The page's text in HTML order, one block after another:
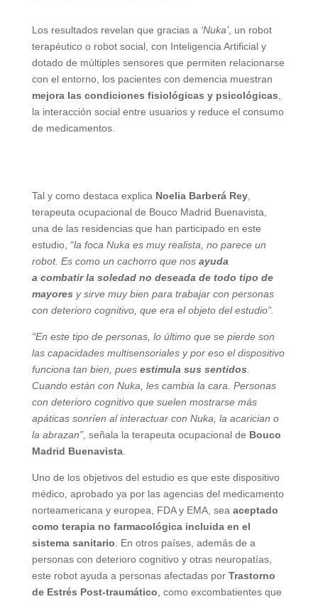
Los resultados revelan que gracias a ‘Nuka’, un robot
terapéutico o robot social, con Inteligencia Artificial y
dotado de múltiples sensores que permiten relacionarse
con el entorno, los pacientes con demencia muestran
mejora las condiciones fisiológicas y psicológicas
la interacción social entre usuarios y reduce el consumo
de medicamentos.
Tal y como destaca explica Noelia Barberá Rey,
terapeuta ocupacional de Bouco Madrid Buenavista,
una de las residencias que han participado en este
estudio, “la foca Nuka es muy realista, no parece un
robot. Es como un cachorro que nos ayuda
a combatir la soledad no deseada de todo tipo de
mayores y sirve muy bien para trabajar con personas
con deterioro cognitivo, que era el objeto del estudio”.
“En este tipo de personas, lo último que se pierde son
las capacidades multisensoriales y por eso el dispositivo
funciona tan bien, pues estimula sus sentidos
Cuando están con Nuka, les cambia la cara. Personas
con deterioro cognitivo que suelen mostrarse más
apáticas sonríen al interactuar con Nuka, la acarician o
la abrazan”, señala la terapeuta ocupacional de Bouco
Madrid Buenavista.
Uno de los objetivos del estudio es que este dispositivo
médico, aprobado ya por las agencias del medicamento
norteamericana y europea, FDA y EMA, sea aceptado
como terapia no farmacológica incluida en el
sistema sanitario . En otros países, además de a
personas con deterioro cognitivo y otras neuropatías,
este robot ayuda a personas afectadas por Trastorno
de Estrés Post-traumático , como excombatientes que